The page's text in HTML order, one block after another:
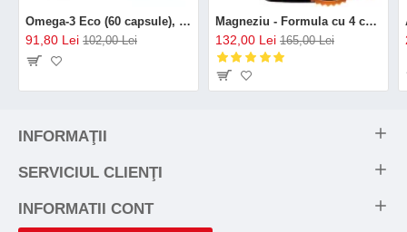
Omega-3 Eco (60 capsule), GAL
91,80 Lei 102,00 Lei
Magneziu - Formula cu 4 chelați (120 capsule), Neutrient
132,00 Lei 165,00 Lei
INFORMAŢII
SERVICIUL CLIENŢI
INFORMATII CONT